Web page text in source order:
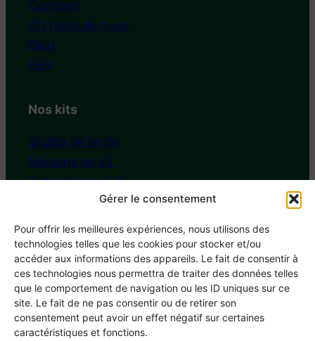
Gérer le consentement
Pour offrir les meilleures expériences, nous utilisons des
technologies telles que les cookies pour stocker et/ou
accéder aux informations des appareils. Le fait de consentir à
ces technologies nous permettra de traiter des données telles
que le comportement de navigation ou les ID uniques sur ce
site. Le fait de ne pas consentir ou de retirer son
consentement peut avoir un effet négatif sur certaines
caractéristiques et fonctions.
Concept
On parle de nous
Blog
FAQ
Nos kits
Studio de jardin
Maisons en kit
Extension en kit
Chalet de jardin
Nous contacter
Tél : 02 55 99 57 18
contact@brikawood.com
Prenez rendez-vous
49450 Sèvremoine